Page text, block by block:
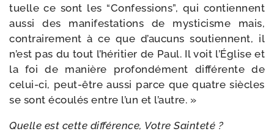
tuelle ce sont les “Confessions”, qui contiennent
aus­si des mani­fes­ta­tions de mys­ti­cisme mais,
contrai­re­ment à ce que d’au­cuns sou­tiennent, il
n’est pas du tout l’hé­ri­tier de Paul. Il voit l’Église et
la foi de manière pro­fon­dé­ment dif­fé­rente de
celui-​ci, peut-​être aus­si parce que quatre siècles
se sont écou­lés entre l’un et l’autre. »
Quelle est cette dif­fé­rence, Votre Sainteté ?